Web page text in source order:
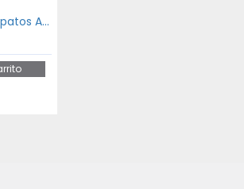
Pack Ropa y Zapatos Azul